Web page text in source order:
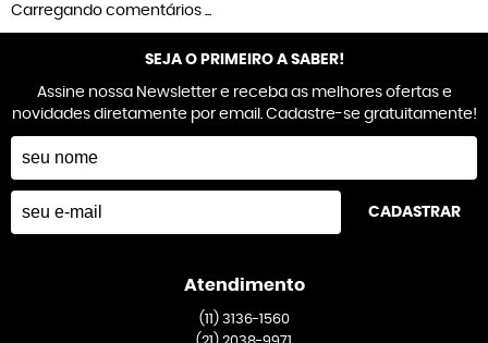
Carregando comentários ...
SEJA O PRIMEIRO A SABER!
Assine nossa Newsletter e receba as melhores ofertas e
novidades diretamente por email. Cadastre-se gratuitamente!
CADASTRAR
Atendimento
(11)3136-1560